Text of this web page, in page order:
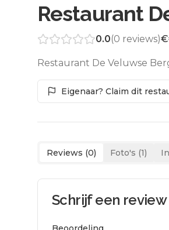
Restaurant
0.0(0 reviews)
Restaurant De Veluwse
Eigenaar? Claim dit
Reviews (0) Foto's (1)
Schrijf een review